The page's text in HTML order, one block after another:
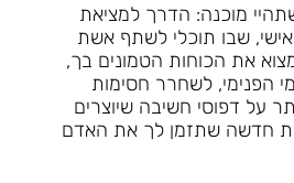
מוכנה: הדרך למציאת
אישי, שבו תוכלי לשתף אשת
את הכוחות הטמונים בך,
הפנימי, לשחרר חסימות
על דפוסי חשיבה שיוצרים
חדשה שתזמן לך את האדם